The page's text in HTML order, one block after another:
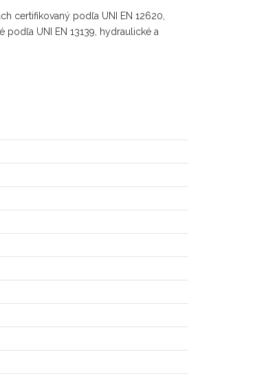
certifikovaný podľa UNI EN 12620,
UNI EN 13139, hydraulické a